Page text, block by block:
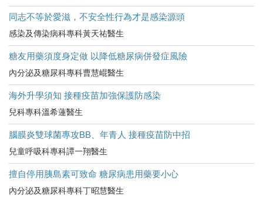
同志不等於愛滋，不安全性行為才是感染源頭
感染及傳染病科專科黃天祐醫生
糖友用藥須度身定做 以降低糖尿病併發症風險
內分泌及糖尿科專科曹慧崐醫生
海外升學須知 接種疫苗加強保護防感染
兒科專科溫希蓮醫生
腦膜炎雙球菌專攻BB、年青人 接種疫苗防中招
兒童呼吸科專科譚一翔醫生
擅自停用胰島素可致命 糖尿病患用藥要小心
內分泌及糖尿科專科丁昭慧醫生